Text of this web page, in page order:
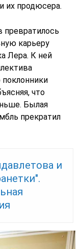
их продюсера.
карьеру
Лера. К ней
поклонники
что
Былая
прекратил
и